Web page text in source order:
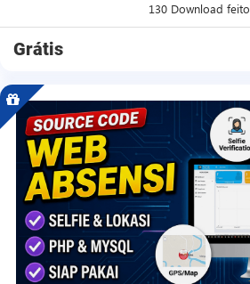
130 Download feito
Grátis